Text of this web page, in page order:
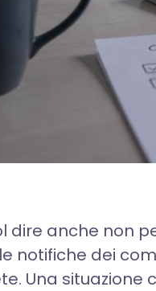
dire anche non
notifiche dei
Una situazione